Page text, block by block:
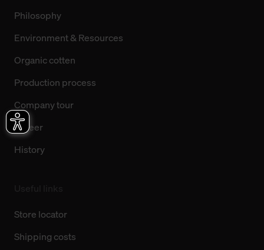
Philosophy
Environment & Resources
Organic cotten
Production process
Company tour
Career
History
Store locator
Shipping costs